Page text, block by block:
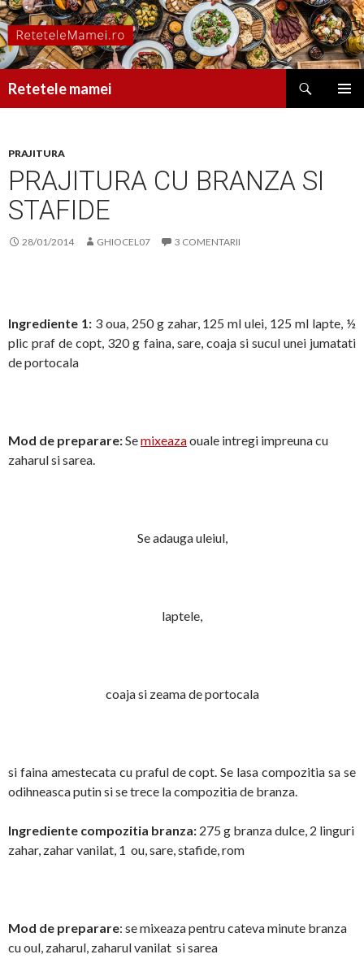
Retetele mamei
PRAJITURA
PRAJITURA CU BRANZA SI
STAFIDE
28/01/2014 GHIOCEL07 3 COMENTARII
Ingrediente 1: 3 oua, 250 g zahar, 125 ml ulei, 125 ml lapte, ½
plic praf de copt, 320 g faina, sare, coaja si sucul unei jumatati
de portocala
Mod de preparare:Semixeazaouale intregi impreuna cu
zaharul si sarea.
Se adauga uleiul,
laptele,
coaja si zeama de portocala
si faina amestecata cu praful de copt. Se lasa compozitia sa se
odihneasca putin si se trece la compozitia de branza.
Ingrediente compozitia branza: 275 g branza dulce, 2 linguri
zahar, zahar vanilat, 1 ou, sare, stafide, rom
Mod de preparare: se mixeaza pentru cateva minute branza
cu oul, zaharul, zaharul vanilat si sarea